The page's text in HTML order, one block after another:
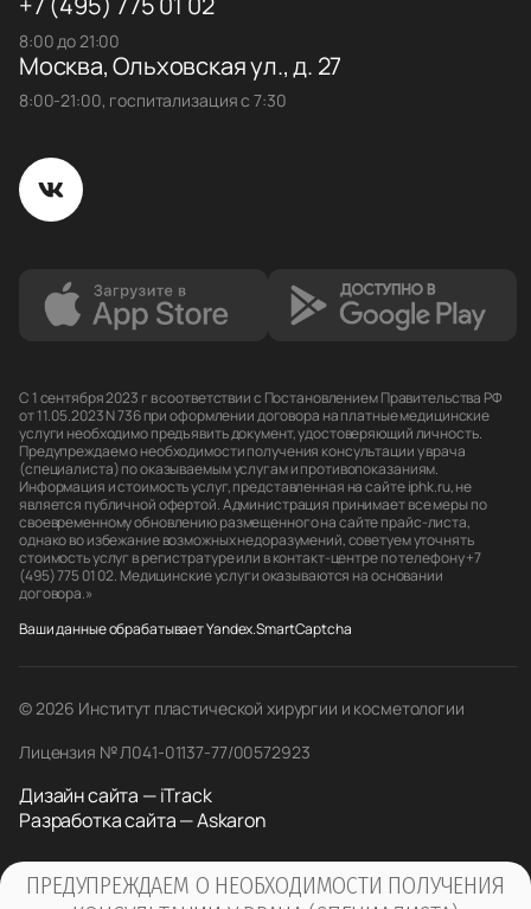
8:00 до 21:00
Москва, Ольховская ул., д. 27
8:00-21:00, госпитализация с 7:30
С 1 сентября 2023 г в соответствии с Постановлением Правительства РФ
от 11.05.2023 N 736 при оформлении договора на платные медицинские
услуги необходимо предъявить документ, удостоверяющий личность.
Предупреждаем о необходимости получения консультации у врача
(специалиста) по оказываемым услугам и противопоказаниям.
Информация и стоимость услуг, представленная на сайте iphk.ru, не
является публичной офертой. Администрация принимает все меры по
своевременному обновлению размещенного на сайте прайс-листа,
однако во избежание возможных недоразумений, советуем уточнять
стоимость услуг в регистратуре или в контакт-центре по телефону +7
(495) 775 01 02. Медицинские услуги оказываются на основании
договора.»
Ваши данные обрабатывает Yandex.SmartCaptcha
© 2026 Институт пластической хирургии и косметологии
Лицензия № Л041-01137-77/00572923
Дизайн сайта — iTrack
Разработка сайта — Askaron
ПРЕДУПРЕЖДАЕМ О НЕОБХОДИМОСТИ ПОЛУЧЕНИЯ